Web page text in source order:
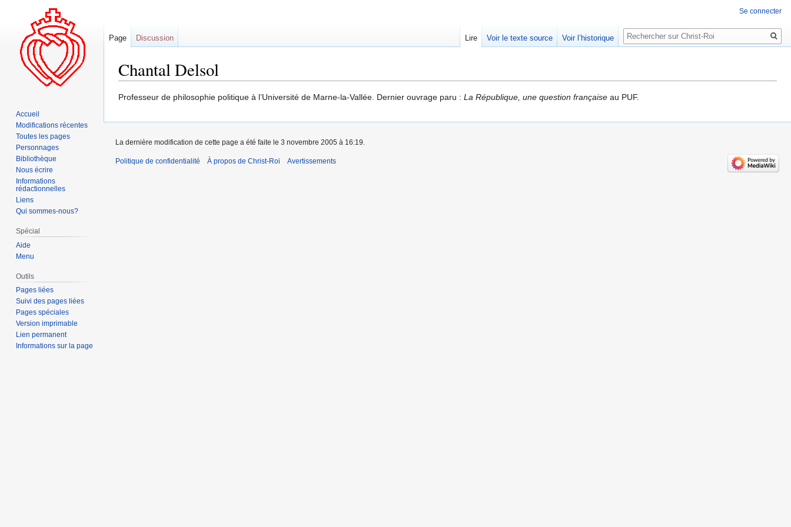
Chantal Delsol
Aller
la
Aller
la
Professeur de philosophie politique à l’Université de Marne-la-Vallée. Dernier ouvrage paru : La République, une question française au PUF.
Se connecter
Page Discussion Lire Voir le texte source Voir l’historique
Rechercher
Accueil
Modifications récentes
Toutes les pages
Personnages
Bibliothèque
Nous écrire
Informations
rédactionnelles
Liens
Qui sommes-nous?
Spécial
Aide
Menu
Outils
Pages liées
Suivi des pages liées
Pages spéciales
Version imprimable
Lien permanent
Informations sur la page
La dernière modification de cette page a été faite le 3 novembre 2005 à 16:19.
Politique de confidentialité À propos de Christ-Roi Avertissements